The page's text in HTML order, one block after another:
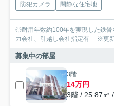
防犯カメラ
閑静な住宅地
◎耐用年数約100年を実現した
力会社、引越し会社指定有 ※更
募集中の部屋
3階
14万円
3階 / 25.87㎡